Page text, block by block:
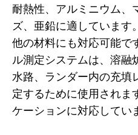
耐熱性、アルミニウム、
ズ、亜鉛に適しています
他の材料にも対応可能で
ル測定システムは、溶融
水路、ランダー内の充填
定するために使用されま
ケーションに対応してい